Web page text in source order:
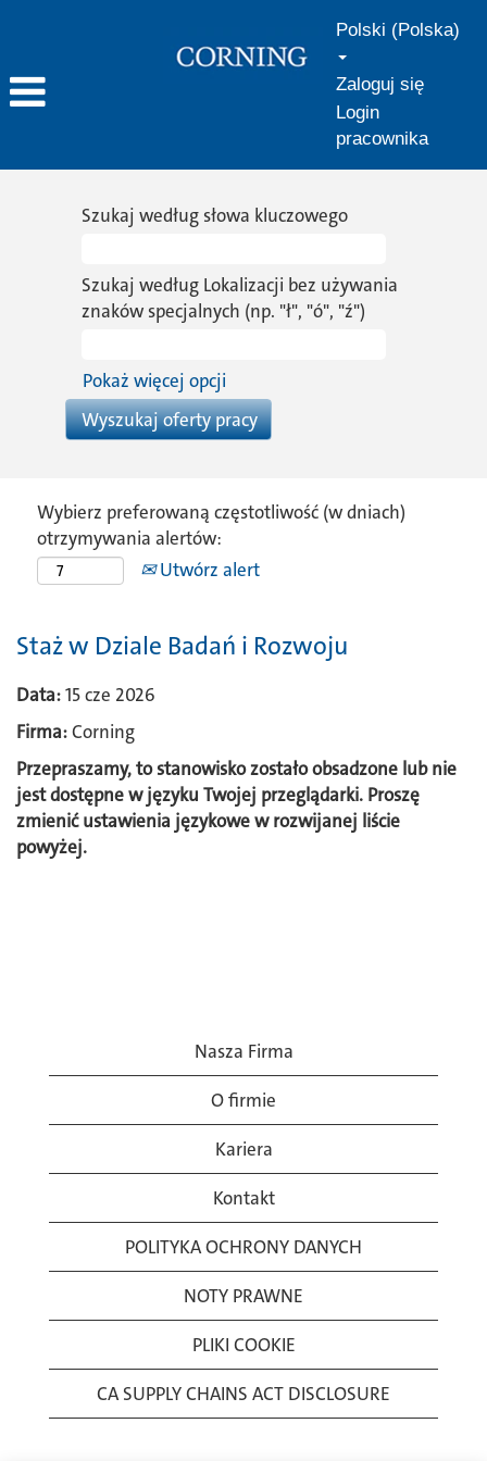
Polski (Polska)
Zaloguj się
Login
pracownika
Szukaj według słowa kluczowego
Szukaj według Lokalizacji bez używania
znaków specjalnych (np. "ł", "ó", "ź")
Pokaż więcej opcji
Wybierz preferowaną częstotliwość (w dniach)
otrzymywania alertów:
Utwórz alert
Staż w Dziale Badań i Rozwoju
Data:15 cze 2026
Firma:Corning
Przepraszamy, to stanowisko zostało obsadzone lub nie
jest dostępne w języku Twojej przeglądarki. Proszę
zmienić ustawienia językowe w rozwijanej liście
powyżej.
Nasza Firma
O firmie
Kariera
Kontakt
POLITYKA OCHRONY DANYCH
NOTY PRAWNE
PLIKI COOKIE
CA SUPPLY CHAINS ACT DISCLOSURE